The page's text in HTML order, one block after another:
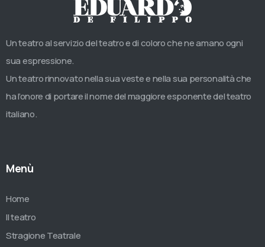
Un teatro al servizio del teatro e di coloro che ne amano ogni
sua espressione.
Un teatro rinnovato nella sua veste e nella sua personalità che
ha l’onore di portare il nome del maggiore esponente del teatro
italiano.
Menù
Home
Il teatro
Stragione Teatrale